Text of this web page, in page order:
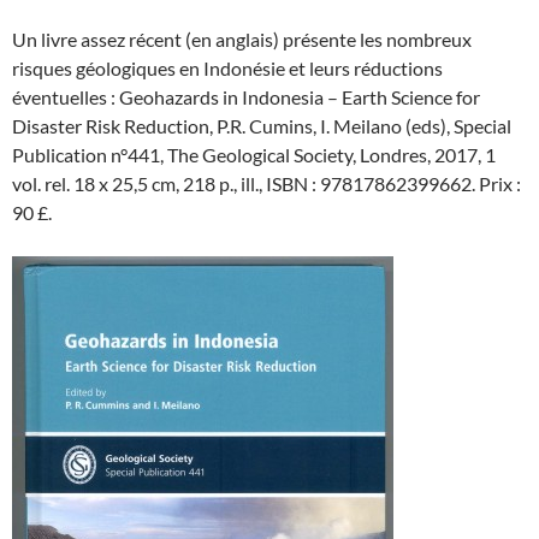
Un livre assez récent (en anglais) présente les nombreux
risques géologiques en Indonésie et leurs réductions
éventuelles : Geohazards in Indonesia – Earth Science for
Disaster Risk Reduction, P.R. Cumins, I. Meilano (eds), Special
Publication n°441, The Geological Society, Londres, 2017, 1
vol. rel. 18 x 25,5 cm, 218 p., ill., ISBN : 97817862399662. Prix :
90 £.